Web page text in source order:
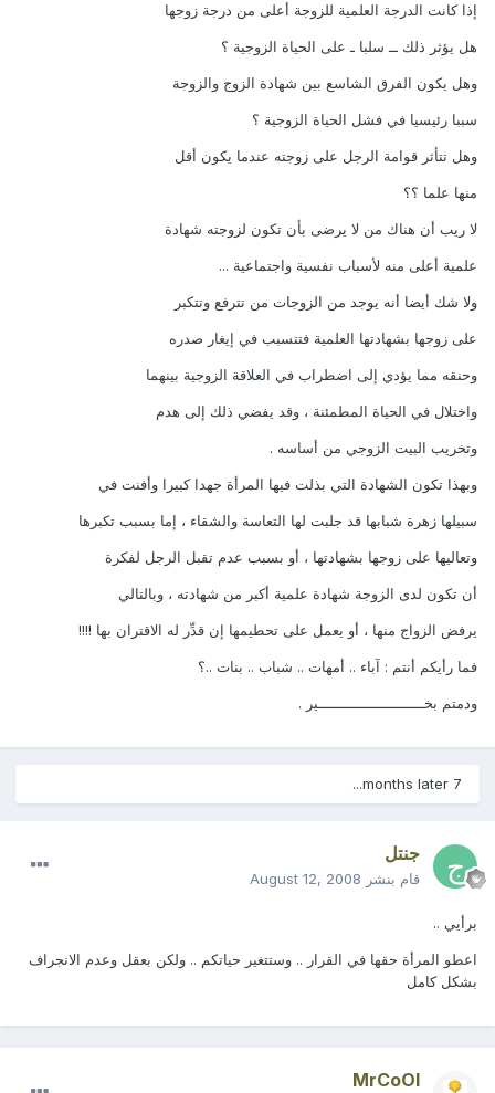
إذا كانت الدرجة العلمية للزوجة أعلى من درجة زوجها
هل يؤثر ذلك ــ سلبا ـ على الحياة الزوجية ؟
وهل يكون الفرق الشاسع بين شهادة الزوج والزوجة
سببا رئيسيا في فشل الحياة الزوجية ؟
وهل تتأثر قوامة الرجل على زوجته عندما يكون أقل
منها علما ؟؟
لا ريب أن هناك من لا يرضى بأن تكون لزوجته شهادة
علمية أعلى منه لأسباب نفسية واجتماعية ...
ولا شك أيضا أنه يوجد من الزوجات من تترفع وتتكبر
على زوجها بشهادتها العلمية فتتسبب في إيغار صدره
وحنقه مما يؤدي إلى اضطراب في العلاقة الزوجية بينهما
واختلال في الحياة المطمئنة ، وقد يفضي ذلك إلى هدم
وتخريب البيت الزوجي من أساسه .
وبهذا تكون الشهادة التي بذلت فيها المرأة جهدا كبيرا وأفنت في
سبيلها زهرة شبابها قد جلبت لها التعاسة والشقاء ، إما بسبب تكبرها
وتعاليها على زوجها بشهادتها ، أو بسبب عدم تقبل الرجل لفكرة
أن تكون لدى الزوجة شهادة علمية أكبر من شهادته ، وبالتالي
يرفض الزواج منها ، أو يعمل على تحطيمها إن قدِّر له الاقتران بها !!!!
فما رأيكم أنتم : آباء .. أمهات .. شباب .. بنات ..؟
ودمتم بخــــــــــــــــــــــــير .
7 months later...
جنتل
قام بنشر August 12, 2008
برأيي ..
اعطو المرأة حقها في القرار .. وستتغير حياتكم .. ولكن بعقل وعدم الانجراف
بشكل كامل
MrCoOl